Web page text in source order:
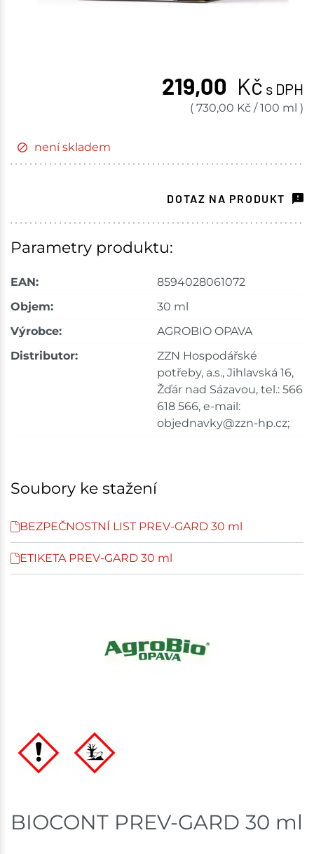
219,00 Kč s DPH
( 730,00 Kč /100 ml )
není skladem
DOTAZ NA PRODUKT
Parametry produktu:
EAN:
8594028061072
Objem:
30 ml
Výrobce:
AGROBIO OPAVA
Distributor:
ZZN Hospodářské
potřeby, a.s., Jihlavská 16,
Žďár nad Sázavou, tel.: 566
618 566, e-mail:
objednavky@zzn-hp.cz;
Soubory ke stažení
BEZPEČNOSTNÍ LIST PREV-GARD 30 ml
ETIKETA PREV-GARD 30 ml
BIOCONT PREV-GARD 30 ml